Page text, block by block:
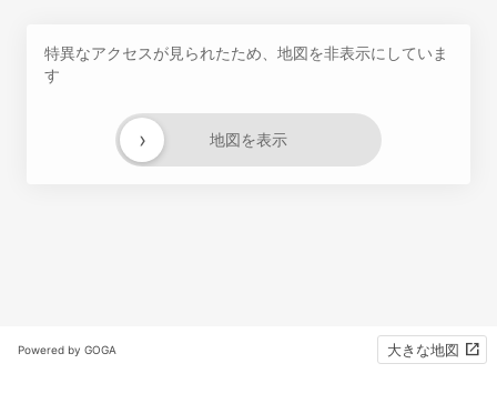
特異なアクセスが見られたため、地図を非表示にしていま
す
地図を表示
›
Powered by GOGA 大きな地図